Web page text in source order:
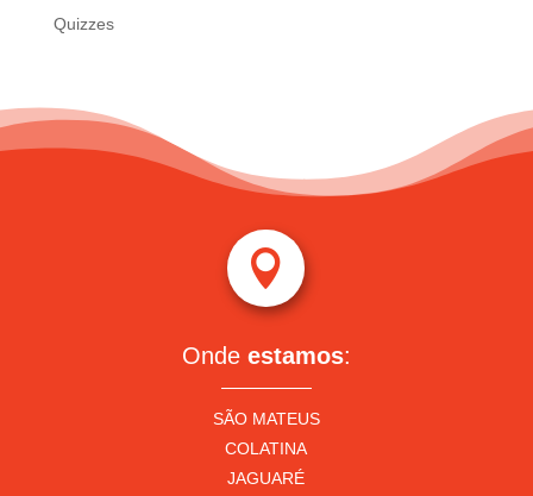
Quizzes

Onde estamos:
SÃO MATEUS
COLATINA
JAGUARÉ